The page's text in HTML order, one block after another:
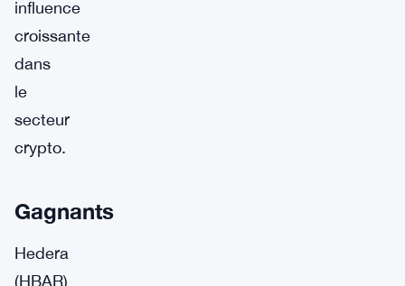
influence
croissante
dans
le
secteur
crypto.
Gagnants
Hedera
(HBAR)